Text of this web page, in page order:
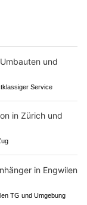
Service
TG und Umgebung